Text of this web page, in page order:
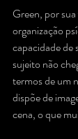
Green, por
organização
capacidade de
sujeito não
termos de um
dispõe de
cena, o que